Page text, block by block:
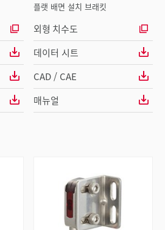
플랫 배면 설치 브래킷
외형 치수도
데이터 시트
CAD / CAE
매뉴얼